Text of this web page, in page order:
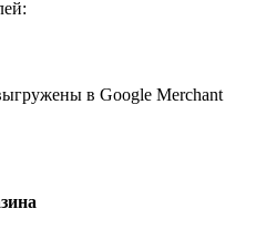
в Google Merchant